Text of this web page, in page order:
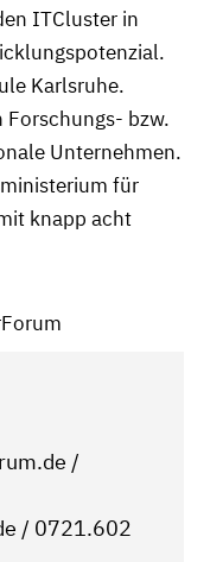
ITCluster in
Karlsruhe.
Forschungs- bzw.
Unternehmen.
für
knapp acht
/
/ 0721.602